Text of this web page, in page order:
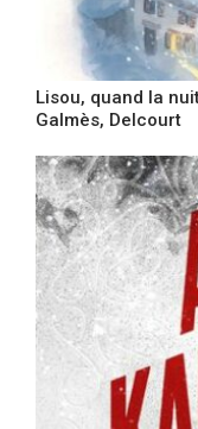
Lisou, quand la
Galmès, Delcourt